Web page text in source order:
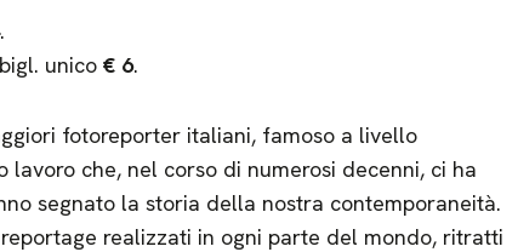
.
unico € 6.
fotoreporter italiani, famoso a livello
che, nel corso di numerosi decenni, ci ha
segnato la storia della nostra contemporaneità.
realizzati in ogni parte del mondo, ritratti